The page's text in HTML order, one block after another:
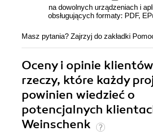
na dowolnych urządzeniach i
obsługujących formaty: PDF,
Masz pytania? Zajrzyj do zakładki
Oceny i opinie
rzeczy, które każdy
powinien wiedzieć o
potencjalnych
Weinschenk